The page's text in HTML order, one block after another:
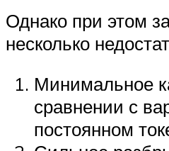
Однако при этом
несколько
Минимальное
сравнении с
постоянном